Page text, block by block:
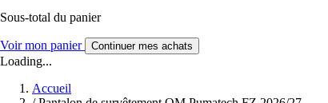
Sous-total du panier
Voir mon panier Continuer mes achats
Loading...
Accueil